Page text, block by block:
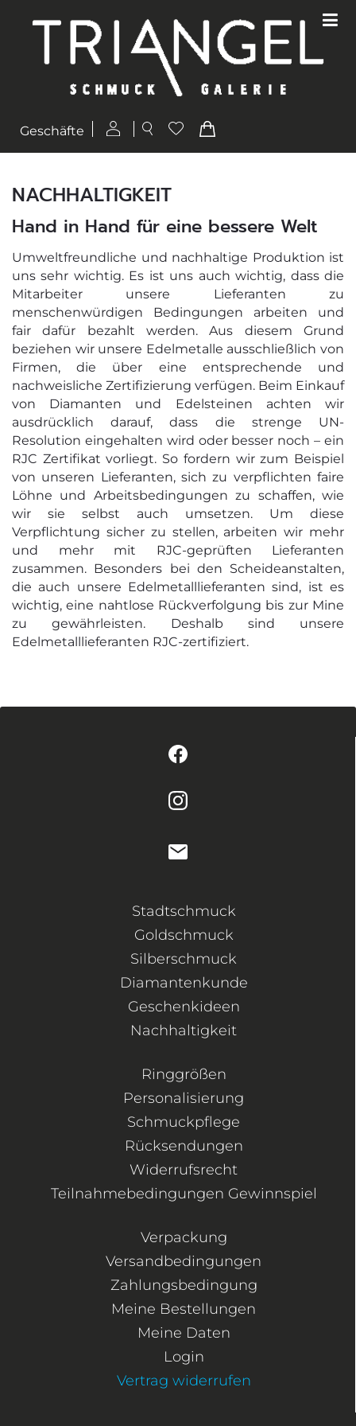
Geschäfte
NACHHALTIGKEIT
Hand in Hand für eine bessere Welt
Umweltfreundliche und nachhaltige Produktion ist
uns sehr wichtig. Es ist uns auch wichtig, dass die
Mitarbeiter unsere Lieferanten zu
menschenwürdigen Bedingungen arbeiten und
fair dafür bezahlt werden. Aus diesem Grund
beziehen wir unsere Edelmetalle ausschließlich von
Firmen, die über eine entsprechende und
nachweisliche Zertifizierung verfügen. Beim Einkauf
von Diamanten und Edelsteinen achten wir
ausdrücklich darauf, dass die strenge UN-
Resolution eingehalten wird oder besser noch – ein
RJC Zertifikat vorliegt. So fordern wir zum Beispiel
von unseren Lieferanten, sich zu verpflichten faire
Löhne und Arbeitsbedingungen zu schaffen, wie
wir sie selbst auch umsetzen. Um diese
Verpflichtung sicher zu stellen, arbeiten wir mehr
und mehr mit RJC-geprüften Lieferanten
zusammen. Besonders bei den Scheideanstalten,
die auch unsere Edelmetalllieferanten sind, ist es
wichtig, eine nahtlose Rückverfolgung bis zur Mine
zu gewährleisten. Deshalb sind unsere
Edelmetalllieferanten RJC-zertifiziert.
Stadtschmuck
Goldschmuck
Silberschmuck
Diamantenkunde
Geschenkideen
Nachhaltigkeit
Ringgrößen
Personalisierung
Schmuckpflege
Rücksendungen
Widerrufsrecht
Teilnahmebedingungen Gewinnspiel
Verpackung
Versandbedingungen
Zahlungsbedingung
Meine Bestellungen
Meine Daten
Login
Vertrag widerrufen